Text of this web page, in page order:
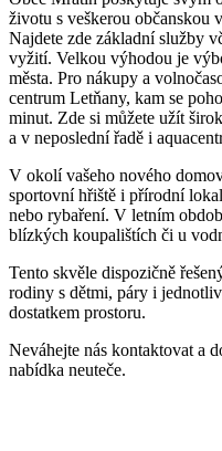
životu s veškerou občanskou
Najdete zde základní služby
vyžití. Velkou výhodou je
města. Pro nákupy a
centrum Letňany, kam se
minut. Zde si můžete užít
a v neposlední řadě i
V okolí vašeho nového
sportovní hřiště i přírodní
nebo rybaření. V letním
blízkých koupalištích či u
Tento skvěle dispozičně
rodiny s dětmi, páry i
dostatkem prostoru.
Neváhejte nás kontaktovat a
nabídka neuteče.